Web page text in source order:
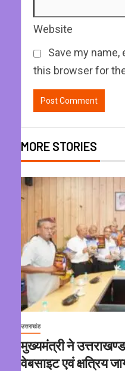
Website
Save my name,
this browser for
MORE STORIES
उत्तराखंड
मुख्यमंत्री ने
वेबसाइट एवं क्षत्रिय